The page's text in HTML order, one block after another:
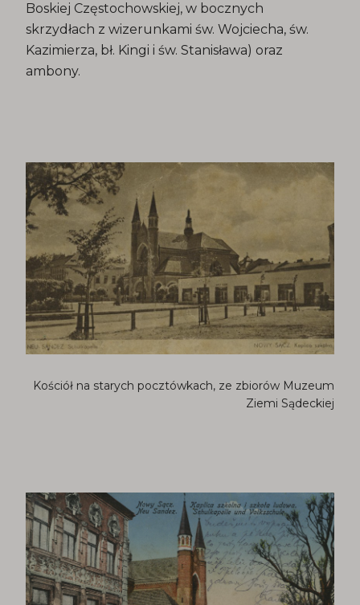
Boskiej Częstochowskiej, w bocznych
skrzydłach z wizerunkami św. Wojciecha, św.
Kazimierza, bł. Kingi i św. Stanisława) oraz
ambony.
Kościół na starych pocztówkach, ze zbiorów Muzeum
Ziemi Sądeckiej